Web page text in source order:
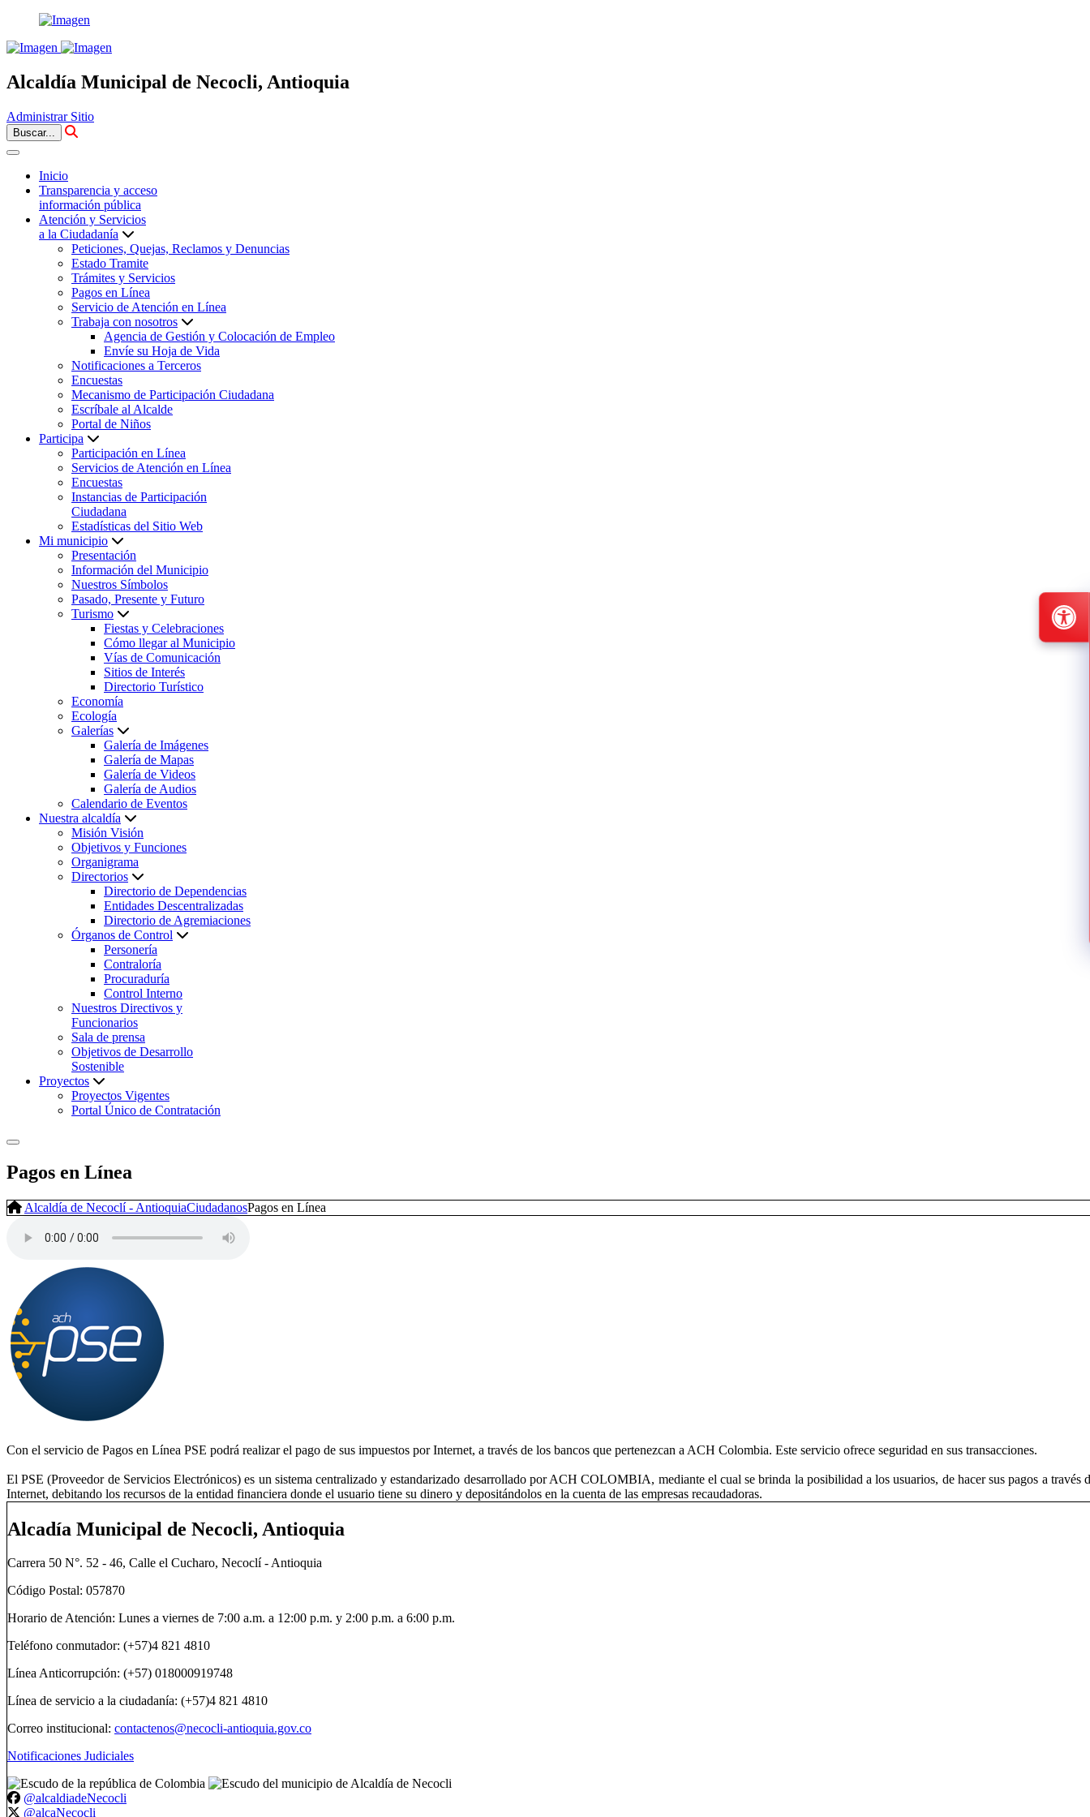
Alcaldía Municipal de Necocli, Antioquia
Administrar Sitio
Buscar...
Inicio
Transparencia y acceso
información pública
Atención y Servicios
a la Ciudadanía
Peticiones, Quejas, Reclamos y Denuncias
Estado Tramite
Trámites y Servicios
Pagos en Línea
Servicio de Atención en Línea
Trabaja con nosotros
Agencia de Gestión y Colocación de Empleo
Envíe su Hoja de Vida
Notificaciones a Terceros
Encuestas
Mecanismo de Participación Ciudadana
Escríbale al Alcalde
Portal de Niños
Participa
Participación en Línea
Servicios de Atención en Línea
Encuestas
Instancias de Participación
Ciudadana
Estadísticas del Sitio Web
Mi municipio
Presentación
Información del Municipio
Nuestros Símbolos
Pasado, Presente y Futuro
Turismo
Fiestas y Celebraciones
Cómo llegar al Municipio
Vías de Comunicación
Sitios de Interés
Directorio Turístico
Economía
Ecología
Galerías
Galería de Imágenes
Galería de Mapas
Galería de Videos
Galería de Audios
Calendario de Eventos
Nuestra alcaldía
Misión Visión
Objetivos y Funciones
Organigrama
Directorios
Directorio de Dependencias
Entidades Descentralizadas
Directorio de Agremiaciones
Órganos de Control
Personería
Contraloría
Procuraduría
Control Interno
Nuestros Directivos y
Funcionarios
Sala de prensa
Objetivos de Desarrollo
Sostenible
Proyectos
Proyectos Vigentes
Portal Único de Contratación
Pagos en Línea
Alcaldía de Necoclí - AntioquiaCiudadanosPagos en Línea
Con el servicio de Pagos en Línea PSE podrá realizar el pago de sus impuestos por Internet, a través de los bancos que pertenezcan a ACH Colombia. Este servicio ofrece seguridad en sus transacciones.
El PSE (Proveedor de Servicios Electrónicos) es un sistema centralizado y estandarizado desarrollado po​r ACH COLOMBIA, mediante el cual se brinda la posibilidad a los usuarios, de hacer sus pagos a través
Internet, debitando los recursos de la entidad financiera donde el usuario tiene su dinero y depositándolos en la cuenta de las empresas recaudadoras.​​
Alcadía Municipal de Necocli, Antioquia
Carrera 50 N°. 52 - 46, Calle el Cucharo, Necoclí - Antioquia
Código Postal: 057870
Horario de Atención: Lunes a viernes de 7:00 a.m. a 12:00 p.m. y 2:00 p.m. a 6:00 p.m.
Teléfono conmutador: (+57)4 821 4810
Línea Anticorrupción: (+57) 018000919748
Línea de servicio a la ciudadanía: (+57)4 821 4810
Correo institucional: contactenos@necocli-antioquia.gov.co
Notificaciones Judiciales
@alcaldiadeNecocli
@alcaNecocli